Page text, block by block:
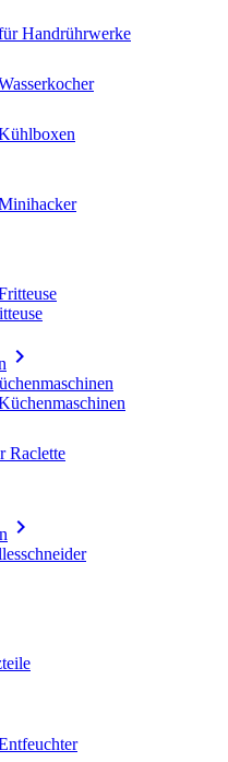
Handrührwerke

Raclette
